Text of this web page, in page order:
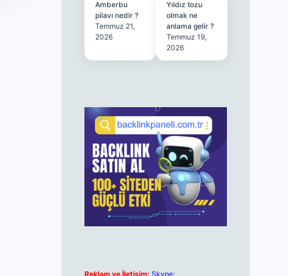
Amberbu
pilavı nedir ?
Temmuz 21,
2026
Yıldız tozu
olmak ne
anlama gelir ?
Temmuz 19,
2026
Reklam ve İletişim: Skype: